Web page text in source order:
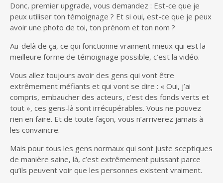
Donc, premier upgrade, vous demandez : Est-ce que je
peux utiliser ton témoignage ? Et si oui, est-ce que je peux
avoir une photo de toi, ton prénom et ton nom ?
Au-delà de ça, ce qui fonctionne vraiment mieux qui est la
meilleure forme de témoignage possible, c’est la vidéo.
Vous allez toujours avoir des gens qui vont être
extrêmement méfiants et qui vont se dire : « Oui, j’ai
compris, embaucher des acteurs, c’est des fonds verts et
tout », ces gens-là sont irrécupérables. Vous ne pouvez
rien en faire. Et de toute façon, vous n’arriverez jamais à
les convaincre.
Mais pour tous les gens normaux qui sont juste sceptiques
de manière saine, là, c’est extrêmement puissant parce
qu’ils peuvent voir que les personnes existent vraiment.